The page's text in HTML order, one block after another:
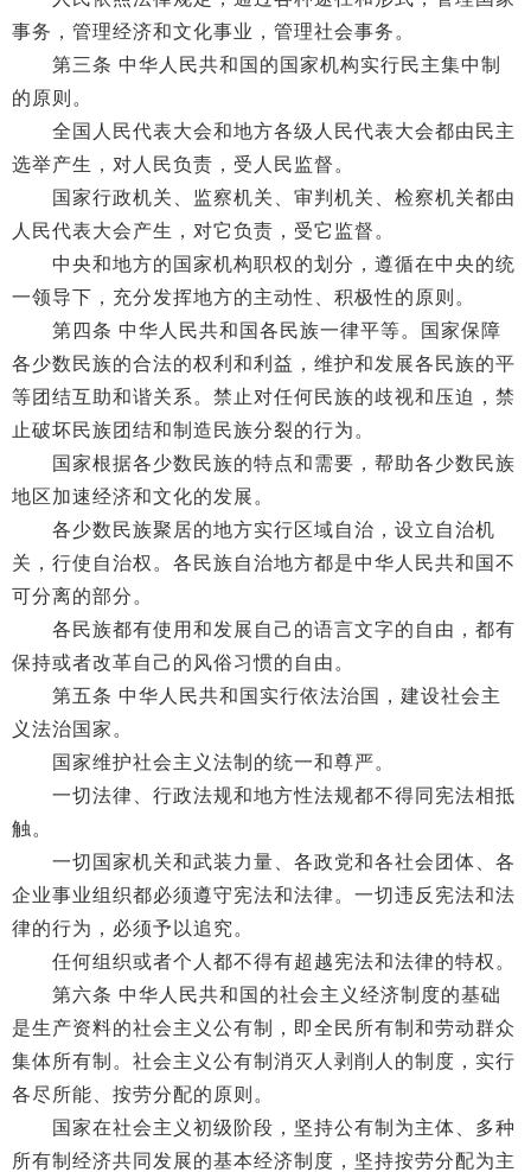
事务，管理经济和文化事业，管理社会事务。
第三条 中华人民共和国的国家机构实行民主集中制
的原则。
全国人民代表大会和地方各级人民代表大会都由民主
选举产生，对人民负责，受人民监督。
国家行政机关、监察机关、审判机关、检察机关都由
人民代表大会产生，对它负责，受它监督。
中央和地方的国家机构职权的划分，遵循在中央的统
一领导下，充分发挥地方的主动性、积极性的原则。
第四条 中华人民共和国各民族一律平等。国家保障
各少数民族的合法的权利和利益，维护和发展各民族的平
等团结互助和谐关系。禁止对任何民族的歧视和压迫，禁
止破坏民族团结和制造民族分裂的行为。
国家根据各少数民族的特点和需要，帮助各少数民族
地区加速经济和文化的发展。
各少数民族聚居的地方实行区域自治，设立自治机
关，行使自治权。各民族自治地方都是中华人民共和国不
可分离的部分。
各民族都有使用和发展自己的语言文字的自由，都有
保持或者改革自己的风俗习惯的自由。
第五条 中华人民共和国实行依法治国，建设社会主
义法治国家。
国家维护社会主义法制的统一和尊严。
一切法律、行政法规和地方性法规都不得同宪法相抵
触。
一切国家机关和武装力量、各政党和各社会团体、各
企业事业组织都必须遵守宪法和法律。一切违反宪法和法
律的行为，必须予以追究。
任何组织或者个人都不得有超越宪法和法律的特权。
第六条 中华人民共和国的社会主义经济制度的基础
是生产资料的社会主义公有制，即全民所有制和劳动群众
集体所有制。社会主义公有制消灭人剥削人的制度，实行
各尽所能、按劳分配的原则。
国家在社会主义初级阶段，坚持公有制为主体、多种
所有制经济共同发展的基本经济制度，坚持按劳分配为主